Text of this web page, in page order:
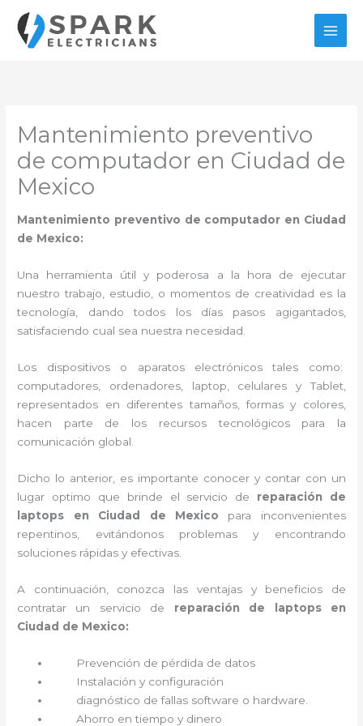
contenido
Mantenimiento preventivo
de computador en Ciudad de
Mexico
Mantenimiento preventivo de computador en Ciudad
de Mexico:
Una herramienta útil y poderosa a la hora de ejecutar
nuestro trabajo, estudio, o momentos de creatividad es la
tecnología, dando todos los días pasos agigantados,
satisfaciendo cual sea nuestra necesidad.
Los dispositivos o aparatos electrónicos tales como:
computadores, ordenadores, laptop, celulares y Tablet,
representados en diferentes tamaños, formas y colores,
hacen parte de los recursos tecnológicos para la
comunicación global.
Dicho lo anterior, es importante conocer y contar con un
lugar optimo que brinde el servicio de reparación de
laptops en Ciudad de Mexico para inconvenientes
repentinos, evitándonos problemas y encontrando
soluciones rápidas y efectivas.
A continuación, conozca las ventajas y beneficios de
contratar un servicio de reparación de laptops en
Ciudad de Mexico:
Prevención de pérdida de datos
Instalación y configuración
diagnóstico de fallas software o hardware
Ahorro en tiempo y dinero